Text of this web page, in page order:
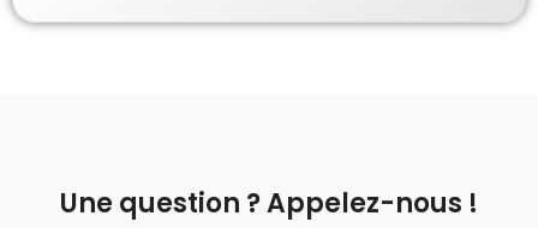
Une question ? Appelez-nous !